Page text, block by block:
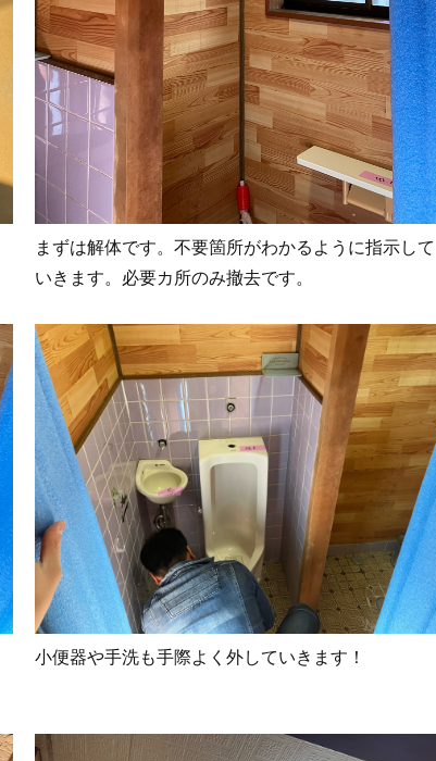
まずは解体です。不要箇所がわかるように指示して
いきます。必要カ所のみ撤去です。
小便器や手洗も手際よく外していきます！